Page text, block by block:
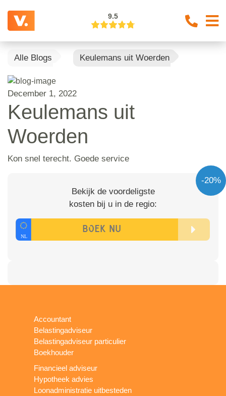
9.5
Alle Blogs Keulemans uit Woerden
December 1, 2022
Keulemans uit
Woerden
Kon snel terecht. Goede service
-20%
Bekijk de voordeligste
kosten bij u in de regio:
Accountant
Belastingadviseur
Belastingadviseur particulier
Boekhouder
Financieel adviseur
Hypotheek advies
Loonadministratie uitbesteden